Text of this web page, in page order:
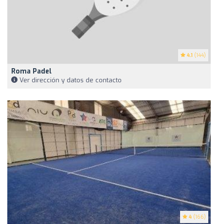
4.1 (144)
Roma Padel
Ver dirección y datos de contacto
4 (166)